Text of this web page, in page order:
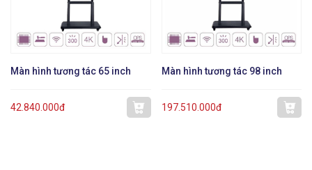
Màn hình tương tác 65 inch
42.840.000đ
Màn hình tương tác 98 inch
197.510.000đ